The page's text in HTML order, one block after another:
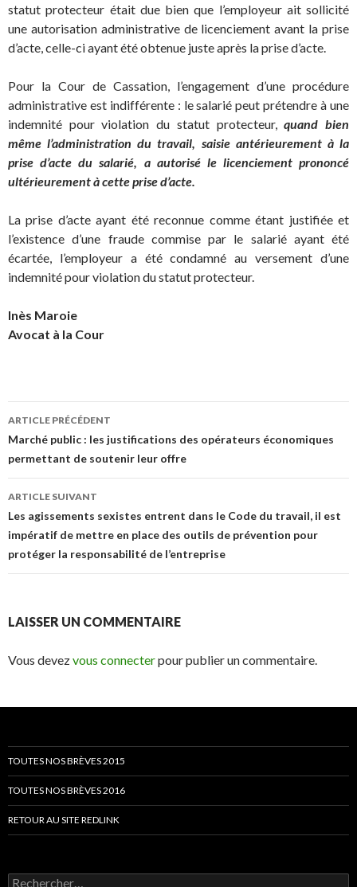
statut protecteur était due bien que l’employeur ait sollicité
une autorisation administrative de licenciement avant la prise
d’acte, celle-ci ayant été obtenue juste après la prise d’acte.
Pour la Cour de Cassation, l’engagement d’une procédure
administrative est indifférente : le salarié peut prétendre à une
indemnité pour violation du statut protecteur,quand bien
même l’administration du travail, saisie antérieurement à la
prise d’acte du salarié, a autorisé le licenciement prononcé
ultérieurement à cette prise d’acte.
La prise d’acte ayant été reconnue comme étant justifiée et
l’existence d’une fraude commise par le salarié ayant été
écartée, l’employeur a été condamné au versement d’une
indemnité pour violation du statut protecteur.
Inès Maroie
Avocat à la Cour
Navigation
des
articles
ARTICLE PRÉCÉDENT
Marché public : les justifications des opérateurs économiques
permettant de soutenir leur offre
ARTICLE SUIVANT
Les agissements sexistes entrent dans le Code du travail, il est
impératif de mettre en place des outils de prévention pour
protéger la responsabilité de l’entreprise
LAISSER UN COMMENTAIRE
Vous devezvous connecterpour publier un commentaire.
TOUTES NOS BRÈVES 2015
TOUTES NOS BRÈVES 2016
RETOUR AU SITE REDLINK
Rechercher :